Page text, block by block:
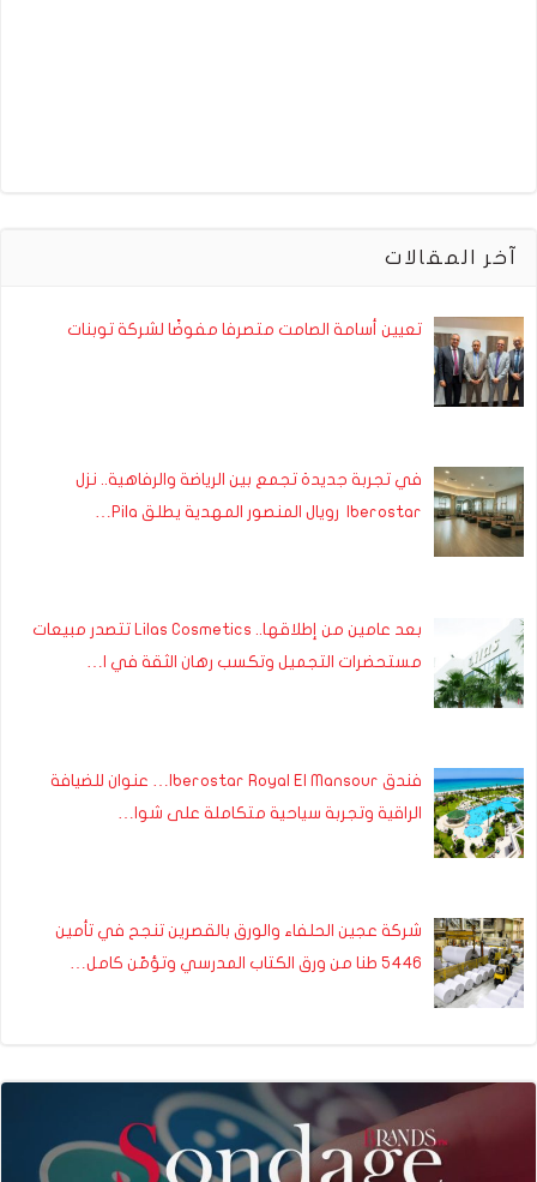
آخر المقالات
تعيين أسامة الصامت متصرفا مفوضًا لشركة توبنات
في تجربة جديدة تجمع بين الرياضة والرفاهية.. نزل
Iberostar رويال المنصور المهدية يطلق Pila…
بعد عامين من إطلاقها.. Lilas Cosmetics تتصدر مبيعات
مستحضرات التجميل وتكسب رهان الثقة في ا…
فندق Iberostar Royal El Mansour… عنوان للضيافة
الراقية وتجربة سياحية متكاملة على شوا…
شركة عجين الحلفاء والورق بالقصرين تنجح في تأمين
5446 طنا من ورق الكتاب المدرسي وتؤمّن كامل…